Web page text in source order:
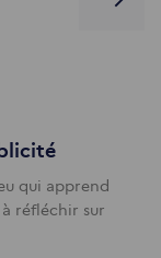
qui apprend
à réfléchir sur